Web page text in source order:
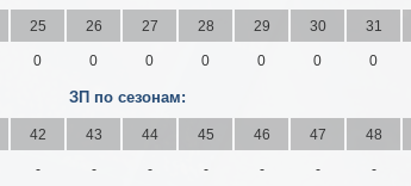
25 26 27 28 29 30 31
0 0 0 0 0 0 0
ЗП по сезонам:
42 43 44 45 46 47 48
- - - - - - -